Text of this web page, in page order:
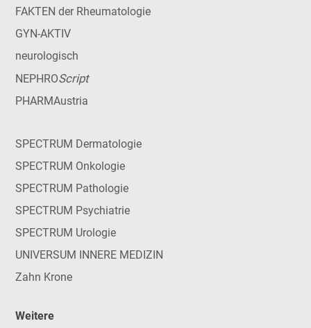
FAKTEN der Rheumatologie
GYN-AKTIV
neurologisch
NEPHROScript
PHARMAustria
SPECTRUM Dermatologie
SPECTRUM Onkologie
SPECTRUM Pathologie
SPECTRUM Psychiatrie
SPECTRUM Urologie
UNIVERSUM INNERE MEDIZIN
Zahn Krone
Weitere